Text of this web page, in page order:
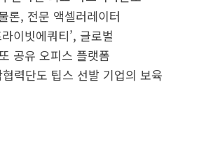
론, 전문 액셀러레이터
이빗에쿼티’, 글로벌
공유 오피스 플랫폼
력단도 팁스 선발 기업의 보육